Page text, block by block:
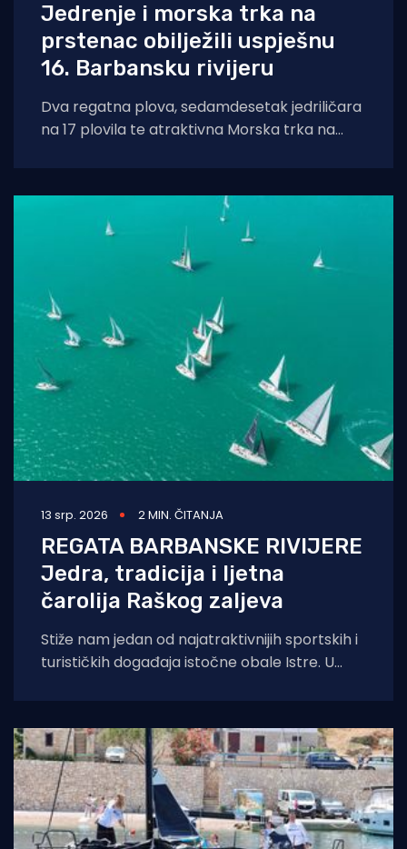
Jedrenje i morska trka na
prstenac obilježili uspješnu
16. Barbansku rivijeru
Dva regatna plova, sedamdesetak jedriličara
na 17 plovila te atraktivna Morska trka na
13 srp. 2026 2 MIN. ČITANJA
REGATA BARBANSKE RIVIJERE
Jedra, tradicija i ljetna
čarolija Raškog zaljeva
Stiže nam jedan od najatraktivnijih sportskih i
turističkih događaja istočne obale Istre. U